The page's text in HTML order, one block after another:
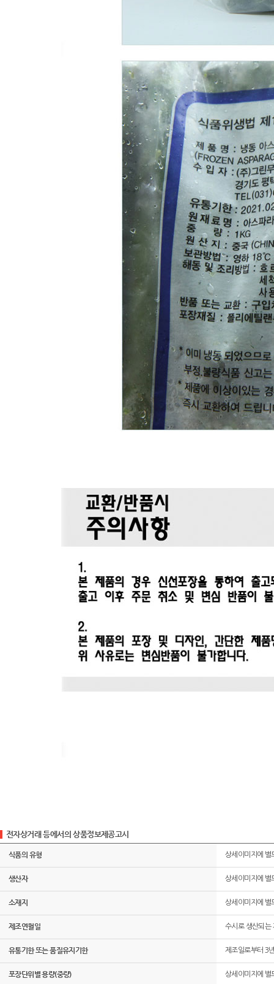
전자상거래 등에서의 상품정보제공고시
식품의 유형 상세이미지에 별
생산자 상세이미지에 별
소재지 상세이미지에 별
제조연월일 수시로 생산되는
유통기한 또는 품질유지기한 제조일로부터 3
포장단위별 용량(중량) 상세이미지에 별